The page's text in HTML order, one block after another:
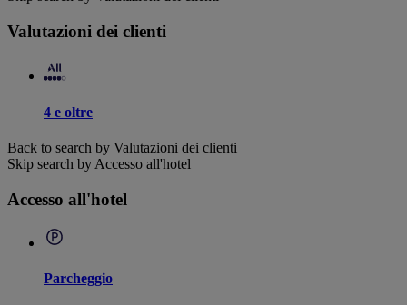
Valutazioni dei clienti
4 e oltre
Back to search by Valutazioni dei clienti
Skip search by Accesso all'hotel
Accesso all'hotel
Parcheggio